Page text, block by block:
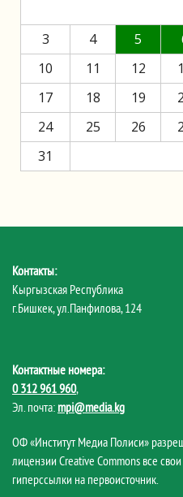
3
4 5
10
11 12
17
18 19
24
25 26
31
Контакты:
Кыргызская Республика
г.Бишкек, ул.Панфилова, 124
Контактные номера:
0 312 961 960,
Эл. почта: mpi@media.kg
ОФ «Институт Медиа Полиси»
лицензии Creative Commons все
гиперссылки на первоисточник.